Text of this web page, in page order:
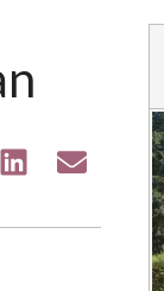
Share Share